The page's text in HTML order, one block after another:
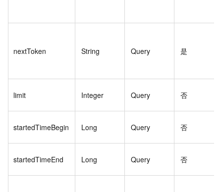
nextToken String Query 是
limit Integer Query 否
startedTimeBegin Long Query 否
startedTimeEnd Long Query 否